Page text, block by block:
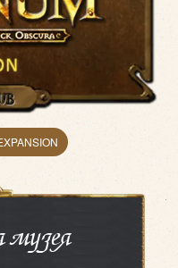
музея